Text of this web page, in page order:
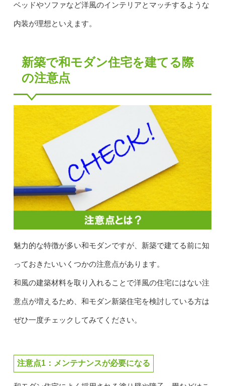
ベッドやソファなど洋風のインテリアとマッチするような
内装が理想といえます。
新築で和モダン住宅を建てる際
の注意点
魅力的な特徴が多い和モダンですが、新築で建てる前に知
っておきたいいくつかの注意点があります。
和風の建築材料を取り入れることで洋風の住宅にはない注
意点が増えるため、和モダン新築住宅を検討している方は
ぜひ一度チェックしてみてください。
注意点1：メンテナンスが必要になる